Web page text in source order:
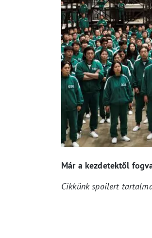
Már a kezdetektől
Cikkünk spoilert